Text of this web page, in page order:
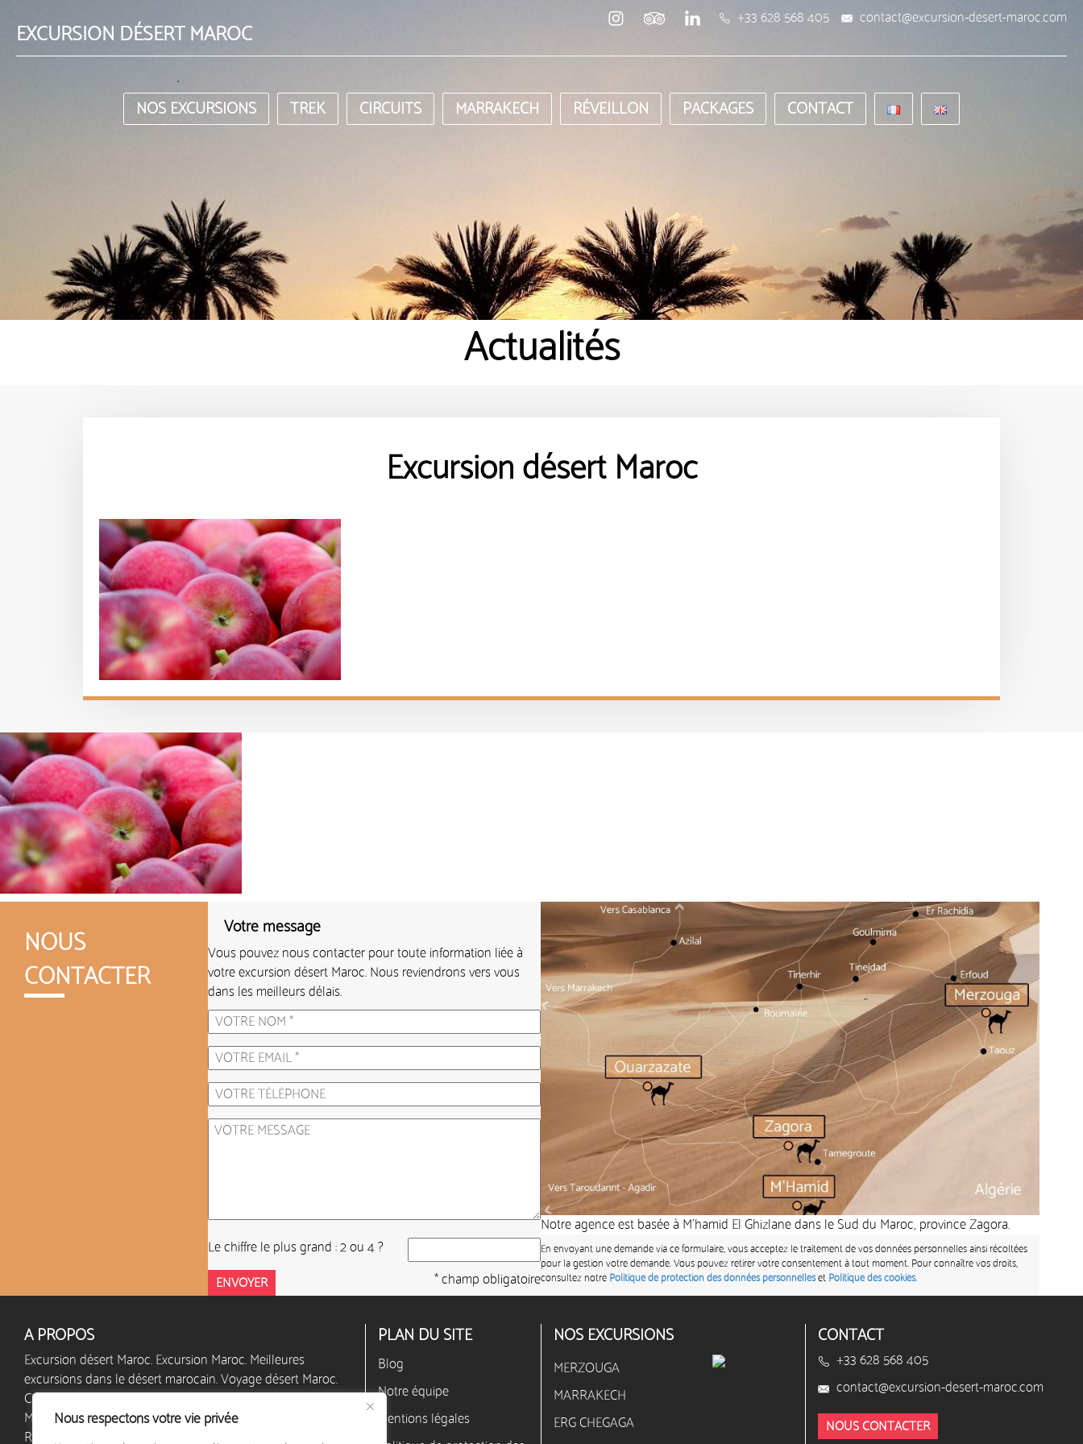
Nous respectons votre vie privée
EXCURSION DÉSERT MAROC
+33 628 568 405 contact@excursion-desert-maroc.com
NOS EXCURSIONS TREK CIRCUITS MARRAKECH RÉVEILLON PACKAGES CONTACT
Actualités
Excursion désert Maroc
NOUS
CONTACTER
Votre message
Vous pouvez nous contacter pour toute information liée à
votre excursion désert Maroc. Nous reviendrons vers vous
dans les meilleurs délais.
Le chiffre le plus grand : 2 ou 4 ?
* champ obligatoire
Notre agence est basée à M’hamid El Ghizlane dans le Sud du Maroc, province Zagora.
En envoyant une demande via ce formulaire, vous acceptez le traitement de vos données personnelles ainsi récoltées
pour la gestion votre demande. Vous pouvez retirer votre consentement à tout moment. Pour connaître vos droits,
consultez notre Politique de protection des données personnelles et Politique des cookies.
A PROPOS
Excursion désert Maroc. Excursion Maroc. Meilleures
excursions dans le désert marocain. Voyage désert Maroc.
Circuit désert Maroc. Séjour désert Maroc. Bivouac désert
Maroc. Vacances Maroc. Excursion Sahara Maroc.
Randonnée dans le désert marocain. Circuit Maroc.
PLAN DU SITE
Blog
Notre équipe
Mentions légales
NOS EXCURSIONS
MERZOUGA
MARRAKECH
ERG CHEGAGA
CONTACT
+33 628 568 405
contact@excursion-desert-maroc.com
NOUS CONTACTER